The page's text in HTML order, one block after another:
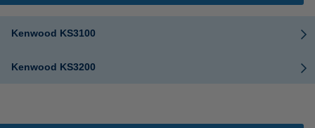
Kenwood KS3100
Kenwood KS3200